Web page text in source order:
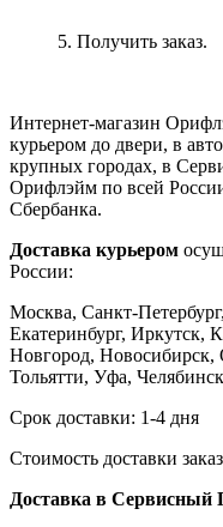
5. Получить заказ.
Интернет-магазин
курьером до двери, в
крупных городах, в
Орифлэйм по всей
Сбербанка.
Доставка курьером
России:
Москва, Санкт-
Екатеринбург, Иркутск,
Новгород, Новосибирск,
Тольятти, Уфа,
Срок доставки: 1-4 дня
Стоимость доставки
Доставка в